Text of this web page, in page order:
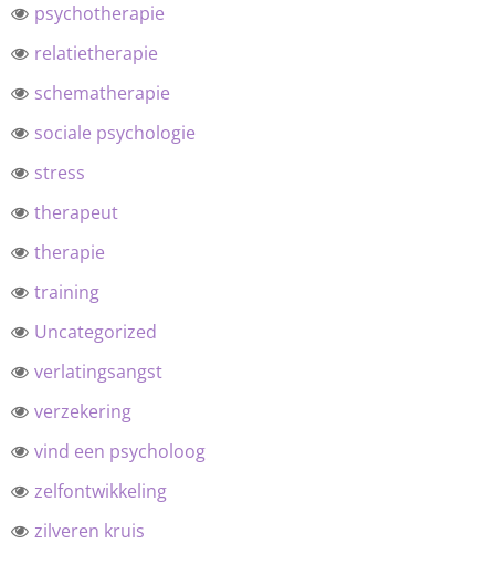
psychotherapie
relatietherapie
schematherapie
sociale psychologie
stress
therapeut
therapie
training
Uncategorized
verlatingsangst
verzekering
vind een psycholoog
zelfontwikkeling
zilveren kruis